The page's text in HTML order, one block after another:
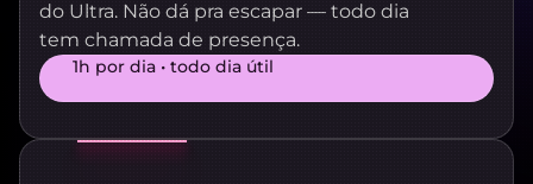
do Ultra. Não dá pra escapar — todo dia
tem chamada de presença.
1h por dia • todo dia útil